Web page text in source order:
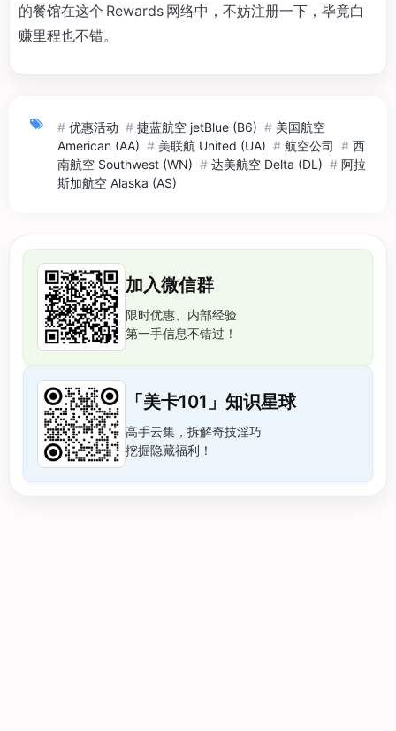
的餐馆在这个 Rewards 网络中，不妨注册一下，毕竟白
赚里程也不错。
# 优惠活动 # 捷蓝航空 jetBlue (B6) # 美国航空
American (AA) # 美联航 United (UA) # 航空公司 # 西
南航空 Southwest (WN) # 达美航空 Delta (DL) # 阿拉
斯加航空 Alaska (AS)
加入微信群
限时优惠、内部经验
第一手信息不错过！
「美卡101」知识星球
高手云集，拆解奇技淫巧
挖掘隐藏福利！